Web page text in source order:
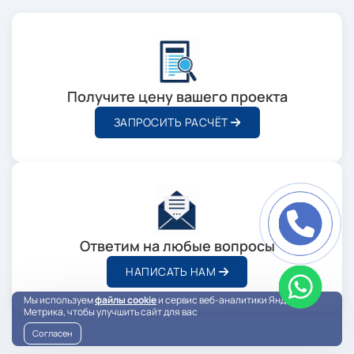
Получите цену вашего проекта
ЗАПРОСИТЬ РАСЧЁТ
Ответим на любые вопросы
НАПИСАТЬ НАМ
Мы используемфайлы cookieи сервис веб-аналитики Яндекс
Метрика, чтобы улучшить сайт для вас
Согласен